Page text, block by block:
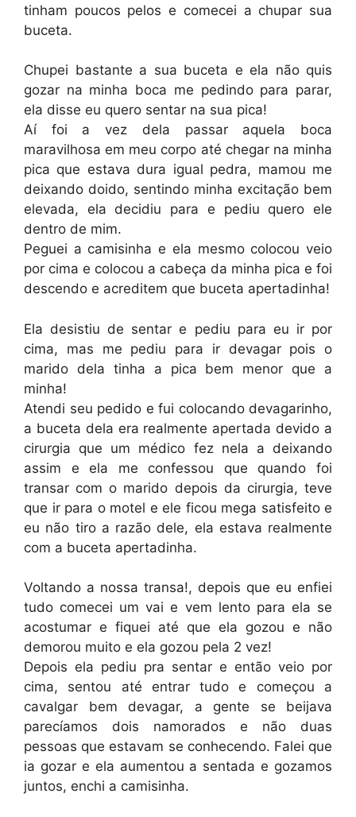
tinham poucos pelos e comecei a chupar sua
buceta.
Chupei bastante a sua buceta e ela não quis
gozar na minha boca me pedindo para parar,
ela disse eu quero sentar na sua pica!
Aí foi a vez dela passar aquela boca
maravilhosa em meu corpo até chegar na minha
pica que estava dura igual pedra, mamou me
deixando doido, sentindo minha excitação bem
elevada, ela decidiu para e pediu quero ele
dentro de mim.
Peguei a camisinha e ela mesmo colocou veio
por cima e colocou a cabeça da minha pica e foi
descendo e acreditem que buceta apertadinha!
Ela desistiu de sentar e pediu para eu ir por
cima, mas me pediu para ir devagar pois o
marido dela tinha a pica bem menor que a
minha!
Atendi seu pedido e fui colocando devagarinho,
a buceta dela era realmente apertada devido a
cirurgia que um médico fez nela a deixando
assim e ela me confessou que quando foi
transar com o marido depois da cirurgia, teve
que ir para o motel e ele ficou mega satisfeito e
eu não tiro a razão dele, ela estava realmente
com a buceta apertadinha.
Voltando a nossa transa!, depois que eu enfiei
tudo comecei um vai e vem lento para ela se
acostumar e fiquei até que ela gozou e não
demorou muito e ela gozou pela 2 vez!
Depois ela pediu pra sentar e então veio por
cima, sentou até entrar tudo e começou a
cavalgar bem devagar, a gente se beijava
parecíamos dois namorados e não duas
pessoas que estavam se conhecendo. Falei que
ia gozar e ela aumentou a sentada e gozamos
juntos, enchi a camisinha.